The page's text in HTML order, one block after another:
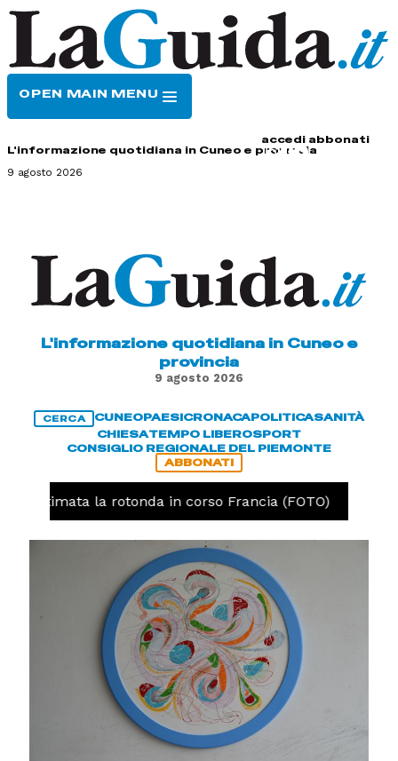
OPEN MAIN MENU
accedi abbonati
L'informazione quotidiana in Cuneo e provincia
9 agosto 2026
L'informazione quotidiana in Cuneo e
provincia
9 agosto 2026
CERCA CUNEOPAESICRONACAPOLITICASANITÀ
CHIESATEMPO LIBEROSPORT
CONSIGLIO REGIONALE DEL PIEMONTE
ABBONATI
la rotonda in corso Francia (FOTO)